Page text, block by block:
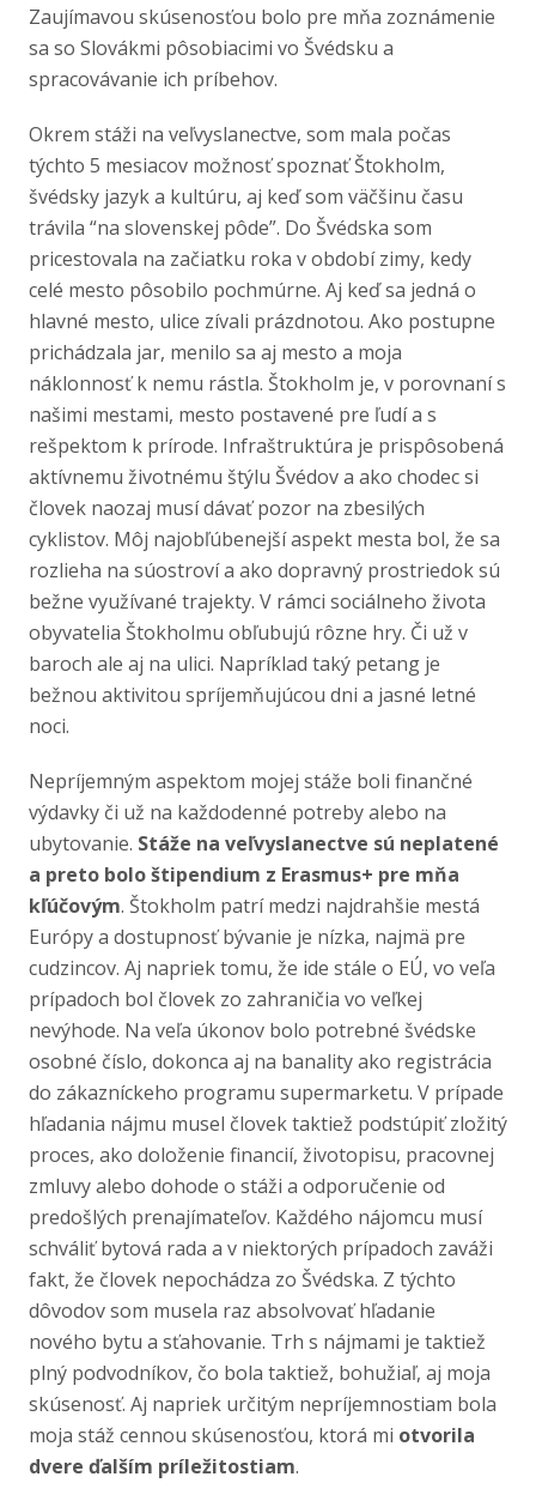
Zaujímavou skúsenosťou bolo pre mňa zoznámenie
sa so Slovákmi pôsobiacimi vo Švédsku a
spracovávanie ich príbehov.
Okrem stáži na veľvyslanectve, som mala počas
týchto 5 mesiacov možnosť spoznať Štokholm,
švédsky jazyk a kultúru, aj keď som väčšinu času
trávila “na slovenskej pôde”. Do Švédska som
pricestovala na začiatku roka v období zimy, kedy
celé mesto pôsobilo pochmúrne. Aj keď sa jedná o
hlavné mesto, ulice zívali prázdnotou. Ako postupne
prichádzala jar, menilo sa aj mesto a moja
náklonnosť k nemu rástla. Štokholm je, v porovnaní s
našimi mestami, mesto postavené pre ľudí a s
rešpektom k prírode. Infraštruktúra je prispôsobená
aktívnemu životnému štýlu Švédov a ako chodec si
človek naozaj musí dávať pozor na zbesilých
cyklistov. Môj najobľúbenejší aspekt mesta bol, že sa
rozlieha na súostroví a ako dopravný prostriedok sú
bežne využívané trajekty. V rámci sociálneho života
obyvatelia Štokholmu obľubujú rôzne hry. Či už v
baroch ale aj na ulici. Napríklad taký petang je
bežnou aktivitou spríjemňujúcou dni a jasné letné
noci.
Nepríjemným aspektom mojej stáže boli finančné
výdavky či už na každodenné potreby alebo na
ubytovanie. Stáže na veľvyslanectve sú neplatené
a preto bolo štipendium z Erasmus+ pre mňa
kľúčovým. Štokholm patrí medzi najdrahšie mestá
Európy a dostupnosť bývanie je nízka, najmä pre
cudzincov. Aj napriek tomu, že ide stále o EÚ, vo veľa
prípadoch bol človek zo zahraničia vo veľkej
nevýhode. Na veľa úkonov bolo potrebné švédske
osobné číslo, dokonca aj na banality ako registrácia
do zákazníckeho programu supermarketu. V prípade
hľadania nájmu musel človek taktiež podstúpiť zložitý
proces, ako doloženie financií, životopisu, pracovnej
zmluvy alebo dohode o stáži a odporučenie od
predošlých prenajímateľov. Každého nájomcu musí
schváliť bytová rada a v niektorých prípadoch zaváži
fakt, že človek nepochádza zo Švédska. Z týchto
dôvodov som musela raz absolvovať hľadanie
nového bytu a sťahovanie. Trh s nájmami je taktiež
plný podvodníkov, čo bola taktiež, bohužiaľ, aj moja
skúsenosť. Aj napriek určitým nepríjemnostiam bola
moja stáž cennou skúsenosťou, ktorá mi otvorila
dvere ďalším príležitostiam.